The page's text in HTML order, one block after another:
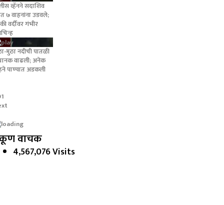
व्हॅनने सदाशिव
७ वाहनांना उडवले;
वर्दीवर गंभीर
मुठा नदीची पातळी
वाढली; अनेक
पाण्यात अडकली
वाचक
4,567,076 Visits